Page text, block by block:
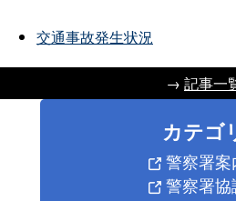
交通事故発生状況
→ 記事一
カテゴ
警察署案
警察署協